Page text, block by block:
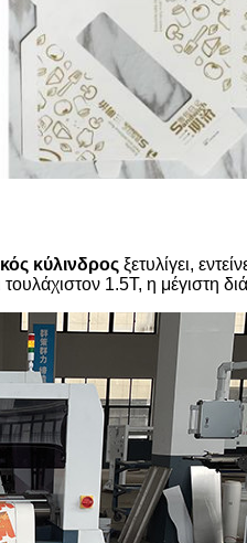
κύλινδρος ξετυλίγει,
1.5T, η μέγιστη